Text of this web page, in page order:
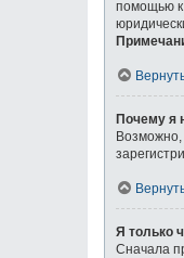
помощью к
Почему я
Возможно,
Я только
Сначала